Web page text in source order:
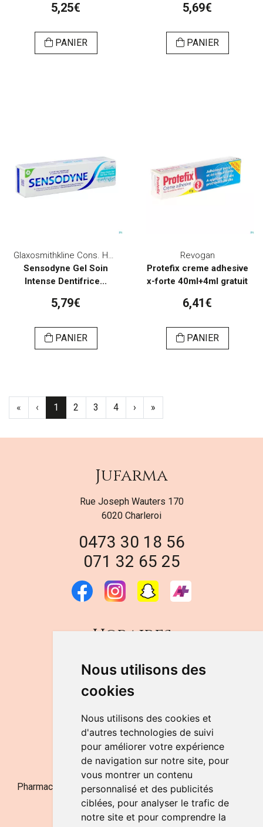
Nous utilisons des
cookies
Nous utilisons des cookies et
d'autres technologies de suivi
pour améliorer votre expérience
de navigation sur notre site, pour
vous montrer un contenu
personnalisé et des publicités
ciblées, pour analyser le trafic de
notre site et pour comprendre la
5,25€
PANIER
5,69€
PANIER
Glaxosmithkline Cons. Healthcare
Sensodyne Gel Soin
Intense Dentifrice...
5,79€
PANIER
Revogan
Protefix creme adhesive
x-forte 40ml+4ml gratuit
6,41€
PANIER
« ‹ 1 2 3 4 › »
Jufarma
Rue Joseph Wauters 170
6020 Charleroi
0473 30 18 56
071 32 65 25
Horaires
DU LUNDI AU VENDREDI
de 9h à 12h30 et de 14h à 18h
LE SAMEDI
de 9h à 12h30
NOUS CONTACTER
Pharmacie Jufarma - Fatima Abachra - APB 521704 - N°
Entreprise BE0882-700-592